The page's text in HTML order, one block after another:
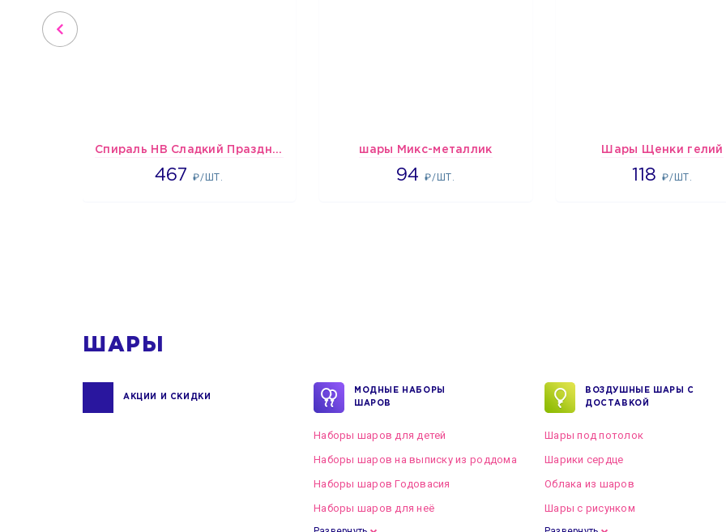
Спираль HB Сладкий Праздник, 12 шт.
467₽/ШТ.
467 шары Микс-металлик
94₽/ШТ.
1697 Шары Щенки гелий
118₽/ШТ.
1862
ШАРЫ
АКЦИИ И СКИДКИ
МОДНЫЕ НАБОРЫ
ШАРОВ
Наборы шаров для детей
Наборы шаров на выписку из роддома
Наборы шаров Годовасия
Наборы шаров для неё
ВОЗДУШНЫЕ ШАРЫ С
ДОСТАВКОЙ
Шары под потолок
Шарики сердце
Облака из шаров
Шары с рисунком